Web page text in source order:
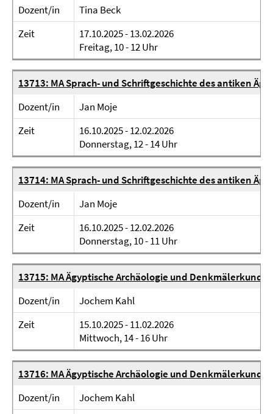
Dozent/in
Tina Beck
Zeit
17.10.2025 - 13.02.2026
Freitag, 10 - 12 Uhr
13713: MA Sprach- und Schriftgeschichte des antiken
Dozent/in
Jan Moje
Zeit
16.10.2025 - 12.02.2026
Donnerstag, 12 - 14 Uhr
13714: MA Sprach- und Schriftgeschichte des antiken
Dozent/in
Jan Moje
Zeit
16.10.2025 - 12.02.2026
Donnerstag, 10 - 11 Uhr
13715: MA Ägyptische Archäologie und Denkmälerkunde
Dozent/in
Jochem Kahl
Zeit
15.10.2025 - 11.02.2026
Mittwoch, 14 - 16 Uhr
13716: MA Ägyptische Archäologie und Denkmälerkunde
Dozent/in
Jochem Kahl